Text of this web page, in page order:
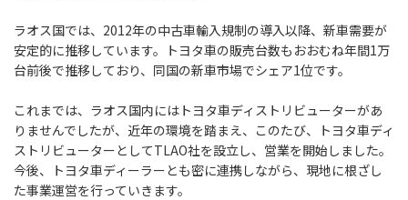
ラオス国では、2012年の中古車輸入規制の導入以降、新車需要が
安定的に推移しています。トヨタ車の販売台数もおおむね年間1万
台前後で推移しており、同国の新車市場でシェア1位です。
これまでは、ラオス国内にはトヨタ車ディストリビューターがあ
りませんでしたが、近年の環境を踏まえ、このたび、トヨタ車ディ
ストリビューターとしてTLAO社を設立し、営業を開始しました。
今後、トヨタ車ディーラーとも密に連携しながら、現地に根ざし
た事業運営を行っていきます。